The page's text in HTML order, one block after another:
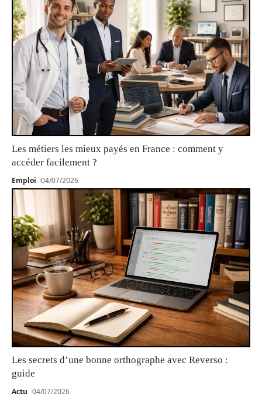
Les métiers les mieux payés en France : comment y
accéder facilement ?
Emploi 04/07/2026
Les secrets d’une bonne orthographe avec Reverso :
guide
Actu 04/07/2026